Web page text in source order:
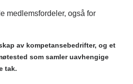
medlemsfordeler, også for
av kompetansebedrifter, og et
som samler uavhengige
tak.